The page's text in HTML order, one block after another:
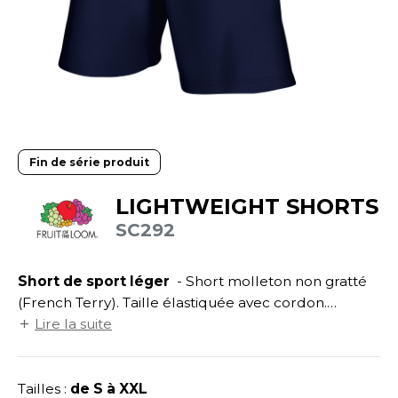
VISIBILITE
YOUR BRAND
BY PROMODORO
VERTS
ECORESPONSABLE
FIN DE SÉRIE
Fin de série produit
LIGHTWEIGHT SHORTS
SC292
Short de sport léger
(French Terry). Taille élastiquée avec cordon.
Poches latérales.
Lire la suite
Tailles : de S à XXL